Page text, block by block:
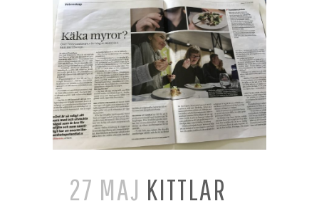
27 MAJ KITTLAR